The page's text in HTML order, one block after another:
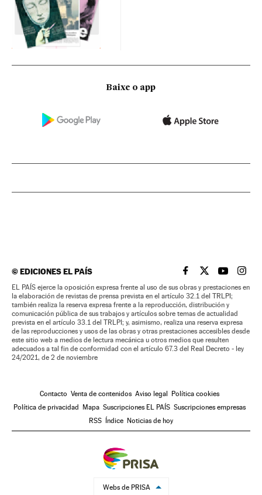
Baixe o app
©EDICIONES EL PAÍS EL PAÍS BRASIL EN
EL PAÍSEL PAÍS
EL
EL PAÍS ejerce la oposición expresa frente al uso de sus obras y prestaciones en
la elaboración de revistas de prensa prevista en el artículo 32.1 del TRLPI;
también realiza la reserva expresa frente a la reproducción, distribución y
comunicación pública de sus trabajos y artículos sobre temas de actualidad
prevista en el artículo 33.1 del TRLPI; y, asimismo, realiza una reserva expresa
de las reproducciones y usos de las obras y otras prestaciones accesibles desde
este sitio web a medios de lectura mecánica u otros medios que resulten
adecuados a tal fin de conformidad con el artículo 67.3 del Real Decreto - ley
24/2021, de 2 de noviembre
Contacto Venta de contenidos Aviso legal Política cookies
Política de privacidad Mapa Suscripciones EL PAÍS Suscripciones empresas
RSS Índice Noticias de hoy
Webs de PRISA